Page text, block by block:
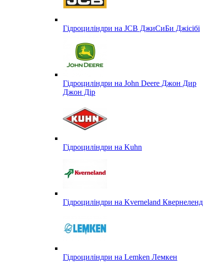
Гідроциліндри на JCB ДжиСиБи Джісібі
Гідроциліндри на John Deere Джон Дир
Джон Дір
Гідроциліндри на Kuhn
Гідроциліндри на Kverneland Квернеленд
Гідроциліндри на Lemken Лемкен